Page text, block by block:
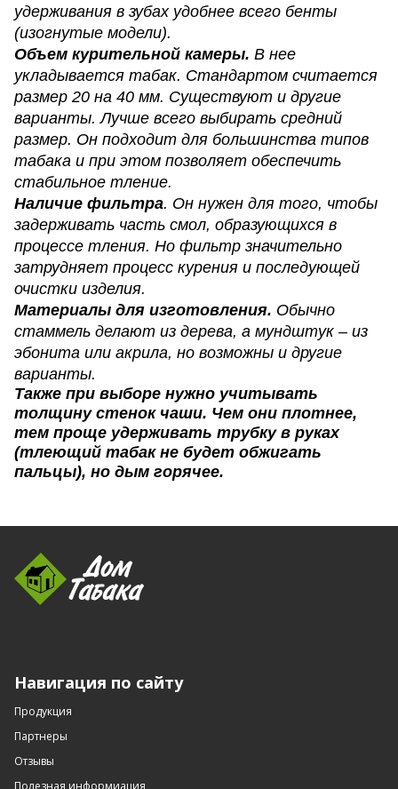
удерживания в зубах удобнее всего бенты
(изогнутые модели).
Объем курительной камеры. В нее
укладывается табак. Стандартом считается
размер 20 на 40 мм. Существуют и другие
варианты. Лучше всего выбирать средний
размер. Он подходит для большинства типов
табака и при этом позволяет обеспечить
стабильное тление.
Наличие фильтра. Он нужен для того, чтобы
задерживать часть смол, образующихся в
процессе тления. Но фильтр значительно
затрудняет процесс курения и последующей
очистки изделия.
Материалы для изготовления. Обычно
стаммель делают из дерева, а мундштук – из
эбонита или акрила, но возможны и другие
варианты.
Также при выборе нужно учитывать
толщину стенок чаши. Чем они плотнее,
тем проще удерживать трубку в руках
(тлеющий табак не будет обжигать
пальцы), но дым горячее.
Навигация по сайту
Продукция
Партнеры
Отзывы
Полезная информиация